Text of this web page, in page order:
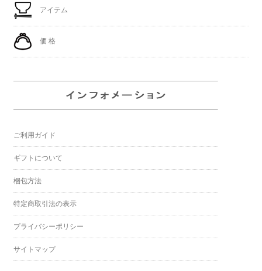
アイテム
価 格
ご利用ガイド
ギフトについて
梱包方法
特定商取引法の表示
プライバシーポリシー
サイトマップ